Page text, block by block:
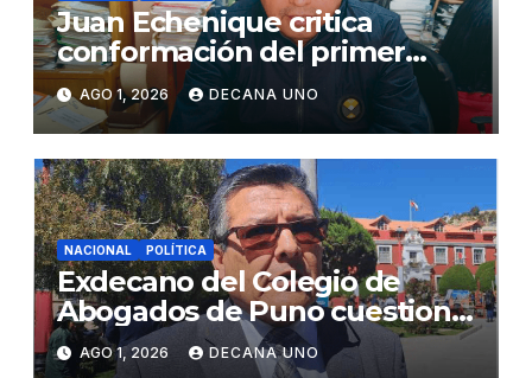
Juan Echenique critica
conformación del primer
gabinete ministerial de Keiko
Fujimori
AGO 1, 2026 DECANA UNO
NACIONAL POLÍTICA
Exdecano del Colegio de
Abogados de Puno cuestiona
propuestas sobre seguridad
ciudadana
AGO 1, 2026 DECANA UNO